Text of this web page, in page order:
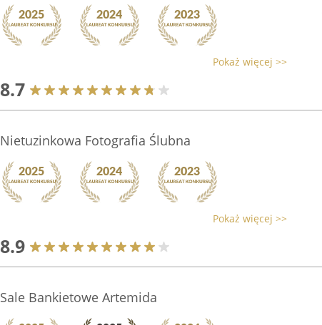
Pokaż więcej >>
8.7
Nietuzinkowa Fotografia Ślubna
Pokaż więcej >>
8.9
Sale Bankietowe Artemida